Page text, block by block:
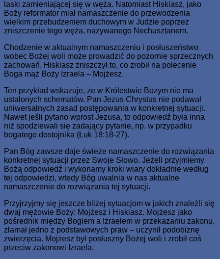
laski zamieniającej się w węża. Natomiast Hiskiasz, jako
Boży reformator miał namaszczenie do przewodzenia
wielkim przebudzeniem duchowym w Judzie poprzez
zniszczenie tego węża, nazywanego Nechusztanem.
Chodzenie w aktualnym namaszczeniu i posłuszeństwo
wobec Bożej woli może prowadzić do pozornie sprzecznych
zachowań. Hiskiasz zniszczył to, co zrobił na polecenie
Boga mąż Boży Izraela – Mojżesz.
Ten przykład wskazuje, że w Królestwie Bożym nie ma
ustalonych schematów. Pan Jezus Chrystus nie podawał
uniwersalnych zasad postępowania w konkretnej sytuacji.
Nawet jeśli pytano wprost Jezusa, to odpowiedź była inna
niż spodziewali się zadający pytanie, np. w przypadku
bogatego dostojnika (Łuk 18:18-27).
Pan Bóg zawsze daje świeże namaszczenie do rozwiązania
konkretnej sytuacji przez Swoje Słowo. Jeżeli przyjmiemy
Bożą odpowiedź i wykonamy kroki wiary dokładnie według
tej odpowiedzi, wtedy Bóg uwalnia w nas aktualne
namaszczenie do rozwiązania tej sytuacji.
Przyjrzyjmy się jeszcze bliżej sytuacjom w jakich znaleźli się
dwaj mężowie Boży: Mojżesz i Hiskiasz. Mojżesz jako
pośrednik między Bogiem a Izraelem w przekazaniu zakonu,
złamał jedno z podstawowych praw – uczynił podobiznę
zwierzęcia. Mojżesz był posłuszny Bożej woli i zrobił coś
przeciw zakonowi Izraela.